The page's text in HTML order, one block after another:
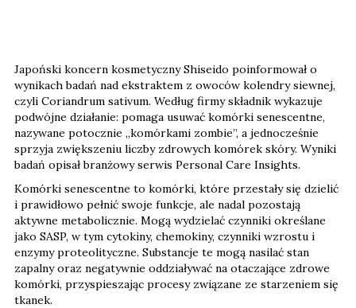
Japoński koncern kosmetyczny Shiseido poinformował o
wynikach badań nad ekstraktem z owoców kolendry siewnej,
czyli Coriandrum sativum. Według firmy składnik wykazuje
podwójne działanie: pomaga usuwać komórki senescentne,
nazywane potocznie „komórkami zombie”, a jednocześnie
sprzyja zwiększeniu liczby zdrowych komórek skóry. Wyniki
badań opisał branżowy serwis Personal Care Insights.
Komórki senescentne to komórki, które przestały się dzielić
i prawidłowo pełnić swoje funkcje, ale nadal pozostają
aktywne metabolicznie. Mogą wydzielać czynniki określane
jako SASP, w tym cytokiny, chemokiny, czynniki wzrostu i
enzymy proteolityczne. Substancje te mogą nasilać stan
zapalny oraz negatywnie oddziaływać na otaczające zdrowe
komórki, przyspieszając procesy związane ze starzeniem się
tkanek.